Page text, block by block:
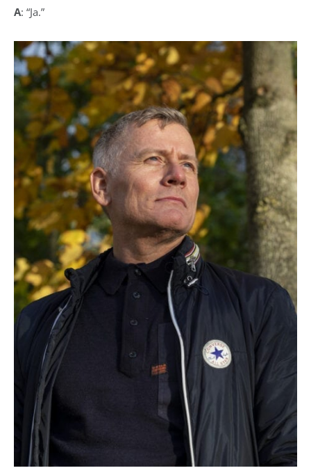
A: “Ja.”